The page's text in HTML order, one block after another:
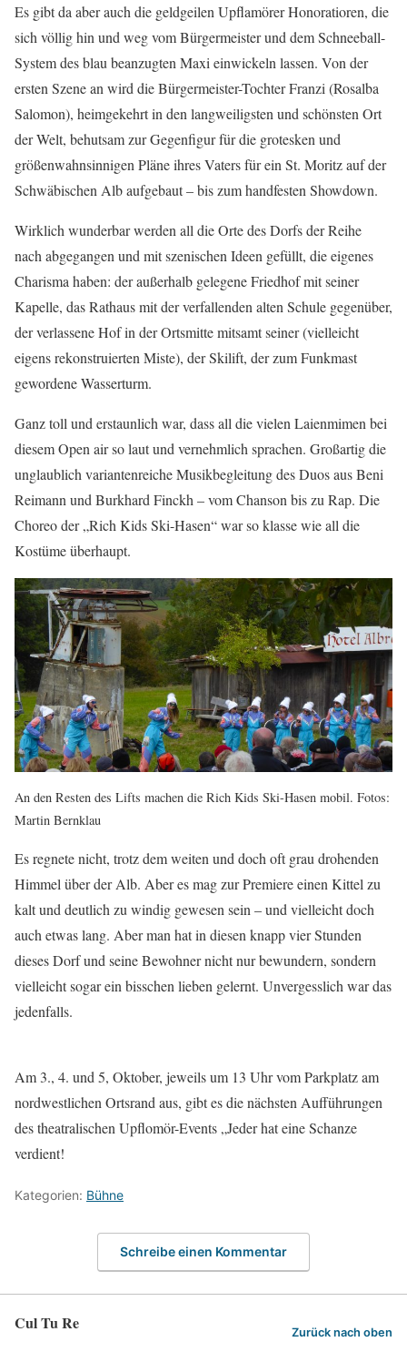
Es gibt da aber auch die geldgeilen Upflamörer Honoratioren, die
sich völlig hin und weg vom Bürgermeister und dem Schneeball-
System des blau beanzugten Maxi einwickeln lassen. Von der
ersten Szene an wird die Bürgermeister-Tochter Franzi (Rosalba
Salomon), heimgekehrt in den langweiligsten und schönsten Ort
der Welt, behutsam zur Gegenfigur für die grotesken und
größenwahnsinnigen Pläne ihres Vaters für ein St. Moritz auf der
Schwäbischen Alb aufgebaut – bis zum handfesten Showdown.
Wirklich wunderbar werden all die Orte des Dorfs der Reihe
nach­ abgegangen und mit szenischen Ideen gefüllt, die eigenes
Charisma haben: der außerhalb gelegene Friedhof mit seiner
Kapelle, das Rathaus mit der verfallenden alten Schule gegenüber,
der verlassene Hof in der Ortsmitte mitsamt seiner (vielleicht
eigens rekonstruierten Miste), der Skilift, der zum Funkmast
gewordene Wasserturm.
Ganz toll und erstaunlich war, dass all die vielen Laienmimen bei
diesem Open air so laut und vernehmlich sprachen. Großartig die
unglaublich variantenreiche Musikbegleitung des Duos aus Beni
Reimann und Burkhard Finckh – vom Chanson bis zu Rap. Die
Choreo der „Rich Kids Ski-Hasen“ war so klasse wie all die
Kostüme überhaupt.
An den Resten des Lifts machen die Rich Kids Ski-Hasen mobil. Fotos:
Martin Bernklau
Es regnete nicht, trotz dem weiten und doch oft grau drohenden
Himmel über der Alb. Aber es mag zur Premiere einen Kittel zu
kalt und deutlich zu windig gewesen sein – und vielleicht doch
auch etwas lang. Aber man hat in diesen knapp vier Stunden
dieses Dorf und seine Bewohner nicht nur bewundern, sondern
vielleicht sogar ein bisschen lieben gelernt. Unvergesslich war das
jedenfalls.
Am 3., 4. und 5, Oktober, jeweils um 13 Uhr vom Parkplatz am
nordwestlichen Ortsrand aus, gibt es die nächsten Aufführungen
des theatralischen Upflomör-Events „Jeder hat eine Schanze
verdient!
Kategorien: Bühne
Schreibe einen Kommentar
Cul Tu Re Zurück nach oben